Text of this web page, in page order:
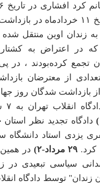
کرد افشاری در تاریخ
۱۱ خردادماه در
زندان اوین منتقل
که در اعتراض به
تجمع کرده‌بودند ، در
از معترضان
شدگان روز
انقلاب تهران به ۷
) دادگاه تجدید نظر
یزدی استاد دانشگاه
کرد. ۲۹مرداد-۲) در
سیاسی تبعیدی در
زندان" توسط دادگاه